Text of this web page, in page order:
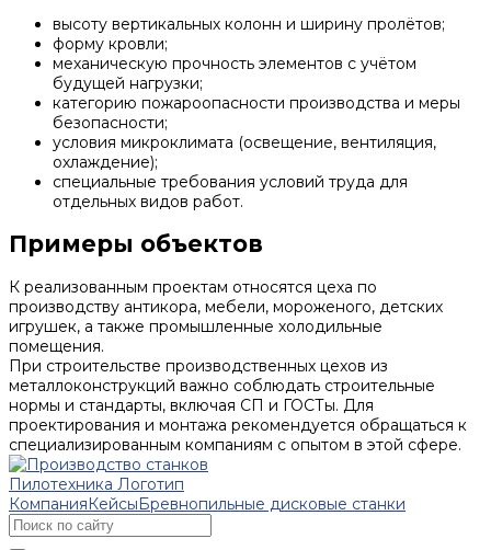
высоту вертикальных колонн и ширину пролётов;
форму кровли;
механическую прочность элементов с учётом
будущей нагрузки;
категорию пожароопасности производства и меры
безопасности;
условия микроклимата (освещение, вентиляция,
охлаждение);
специальные требования условий труда для
отдельных видов работ.
Примеры объектов
К реализованным проектам относятся цеха по
производству антикора, мебели, мороженого, детских
игрушек, а также промышленные холодильные
помещения.
При строительстве производственных цехов из
металлоконструкций важно соблюдать строительные
нормы и стандарты, включая СП и ГОСТы. Для
проектирования и монтажа рекомендуется обращаться к
специализированным компаниям с опытом в этой сфере.
КомпанияКейсыБревнопильные дисковые станки